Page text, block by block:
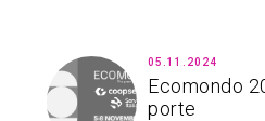
05.11.2024
Ecomondo
porte